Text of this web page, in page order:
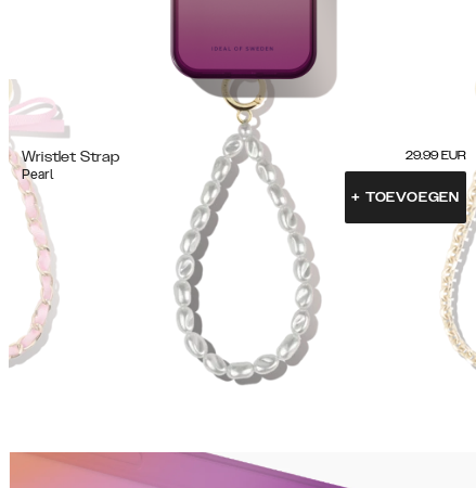
Wristlet Strap
Pearl
29.99 EUR
+ TOEVOEGEN